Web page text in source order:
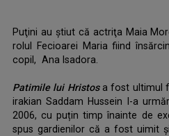
Puţini au ştiut că actriţa Maia
rolul Fecioarei Maria fiind
copil, Ana Isadora.
Patimile lui Hristosa fost ultimul
irakian Saddam Hussein l-a
2006, cu puțin timp înainte de
spus gardienilor că a fost uimit